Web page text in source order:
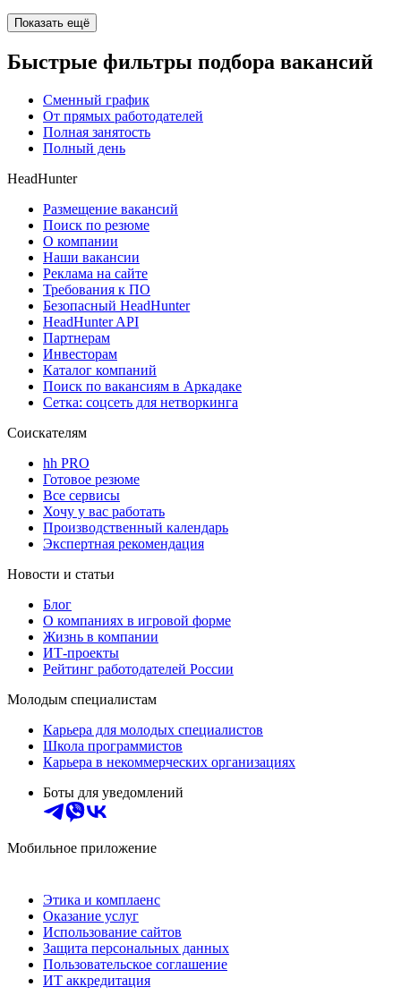
Показать ещё
Быстрые фильтры подбора вакансий
Сменный график
От прямых работодателей
Полная занятость
Полный день
HeadHunter
Размещение вакансий
Поиск по резюме
О компании
Наши вакансии
Реклама на сайте
Требования к ПО
Безопасный HeadHunter
HeadHunter API
Партнерам
Инвесторам
Каталог компаний
Поиск по вакансиям в Аркадаке
Сетка: соцсеть для нетворкинга
Соискателям
hh PRO
Готовое резюме
Все сервисы
Хочу у вас работать
Производственный календарь
Экспертная рекомендация
Новости и статьи
Блог
О компаниях в игровой форме
Жизнь в компании
ИТ-проекты
Рейтинг работодателей России
Молодым специалистам
Карьера для молодых специалистов
Школа программистов
Карьера в некоммерческих организациях
Боты для уведомлений
Мобильное приложение
Этика и комплаенс
Оказание услуг
Использование сайтов
Защита персональных данных
Пользовательское соглашение
ИТ аккредитация